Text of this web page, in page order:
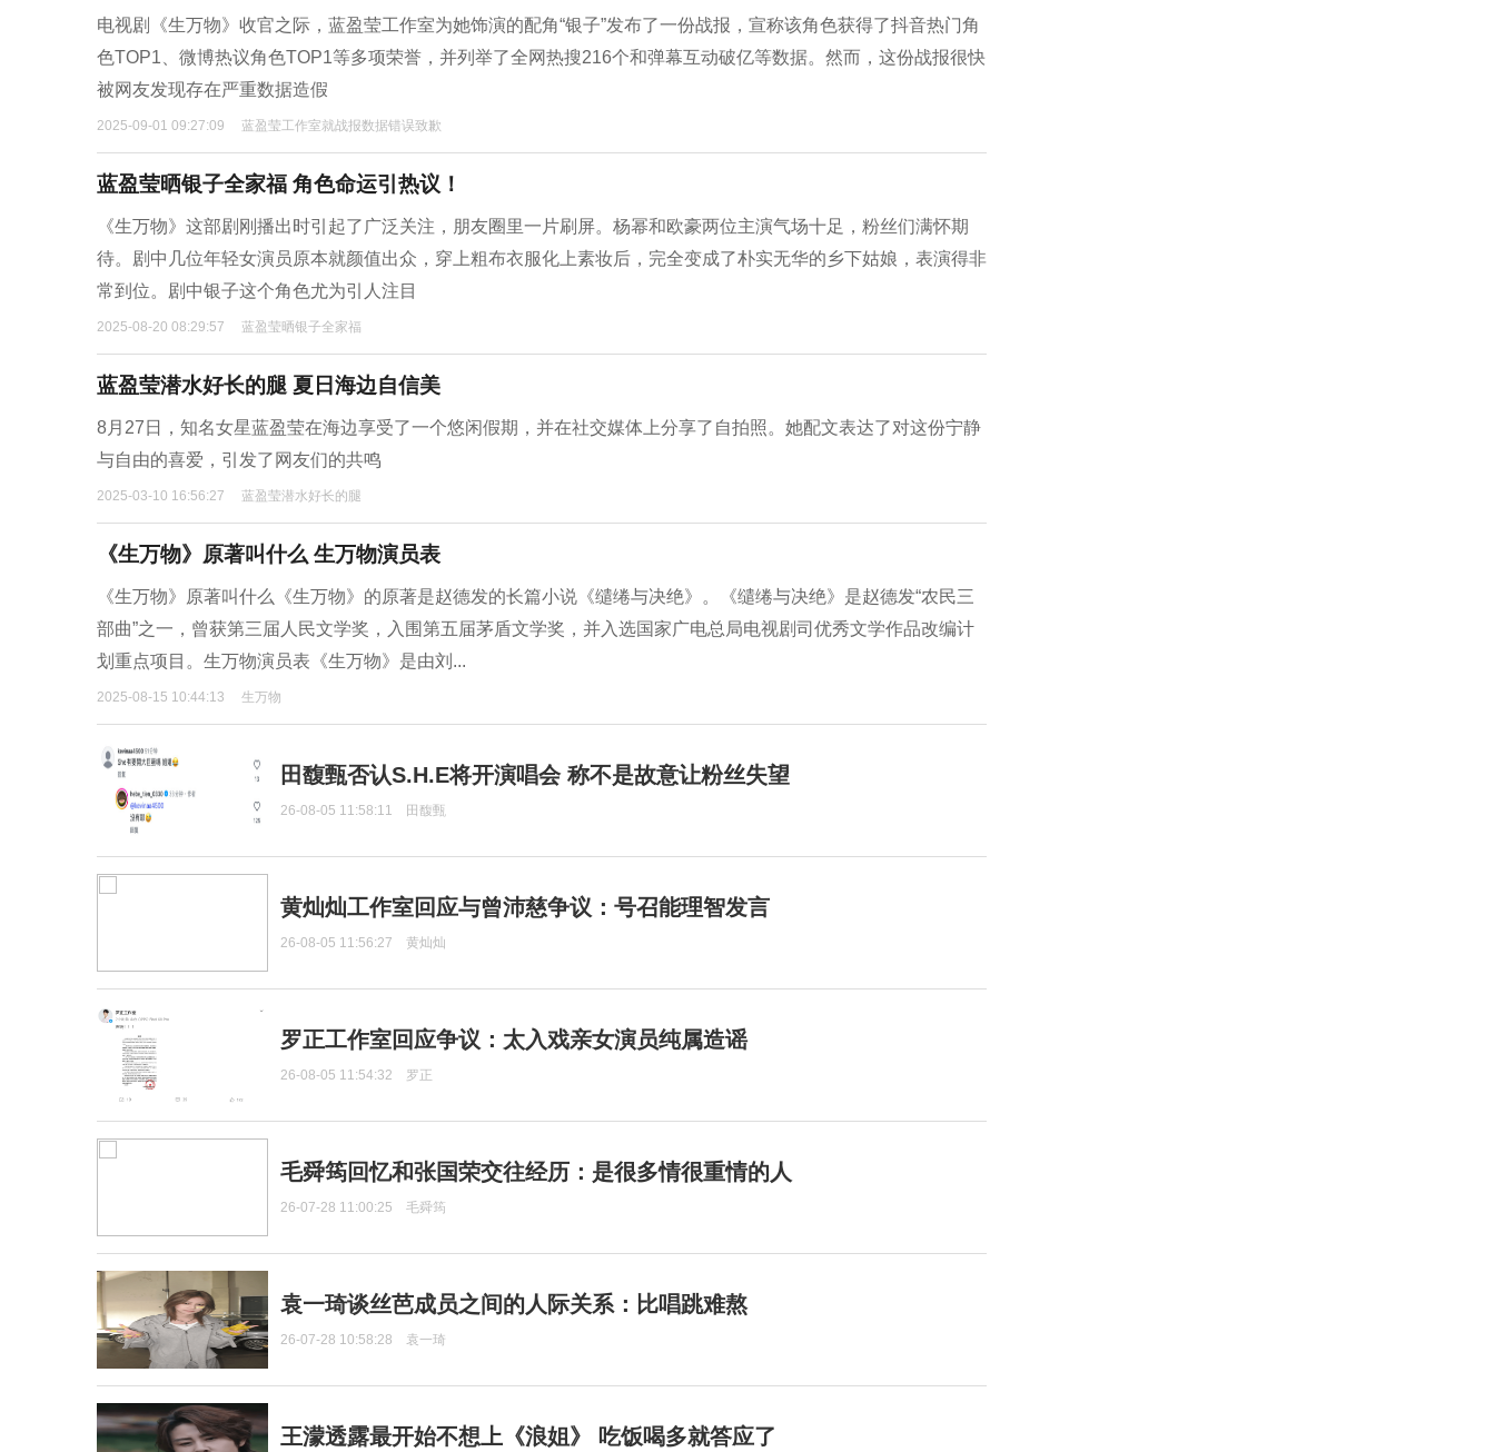
电视剧《生万物》收官之际，蓝盈莹工作室为她饰演的配角“银子”发布了一份战报，宣称该角色获得了抖音热门角
色TOP1、微博热议角色TOP1等多项荣誉，并列举了全网热搜216个和弹幕互动破亿等数据。然而，这份战报很快
被网友发现存在严重数据造假
2025-09-01 09:27:09 蓝盈莹工作室就战报数据错误致歉
蓝盈莹晒银子全家福 角色命运引热议！
《生万物》这部剧刚播出时引起了广泛关注，朋友圈里一片刷屏。杨幂和欧豪两位主演气场十足，粉丝们满怀期
待。剧中几位年轻女演员原本就颜值出众，穿上粗布衣服化上素妆后，完全变成了朴实无华的乡下姑娘，表演得非
常到位。剧中银子这个角色尤为引人注目
2025-08-20 08:29:57 蓝盈莹晒银子全家福
蓝盈莹潜水好长的腿 夏日海边自信美
8月27日，知名女星蓝盈莹在海边享受了一个悠闲假期，并在社交媒体上分享了自拍照。她配文表达了对这份宁静
与自由的喜爱，引发了网友们的共鸣
2025-03-10 16:56:27 蓝盈莹潜水好长的腿
《生万物》原著叫什么 生万物演员表
《生万物》原著叫什么《生万物》的原著是赵德发的长篇小说《缱绻与决绝》。《缱绻与决绝》是赵德发“农民三
部曲”之一，曾获第三届人民文学奖，入围第五届茅盾文学奖，并入选国家广电总局电视剧司优秀文学作品改编计
划重点项目。生万物演员表《生万物》是由刘...
2025-08-15 10:44:13 生万物
田馥甄否认S.H.E将开演唱会 称不是故意让粉丝失望
26-08-05 11:58:11 田馥甄
黄灿灿工作室回应与曾沛慈争议：号召能理智发言
26-08-05 11:56:27 黄灿灿
罗正工作室回应争议：太入戏亲女演员纯属造谣
26-08-05 11:54:32 罗正
毛舜筠回忆和张国荣交往经历：是很多情很重情的人
26-07-28 11:00:25 毛舜筠
袁一琦谈丝芭成员之间的人际关系：比唱跳难熬
26-07-28 10:58:28 袁一琦
王濛透露最开始不想上《浪姐》 吃饭喝多就答应了